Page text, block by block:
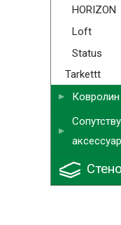
HORIZON
Loft
Status
Tarkettt
Ковролин